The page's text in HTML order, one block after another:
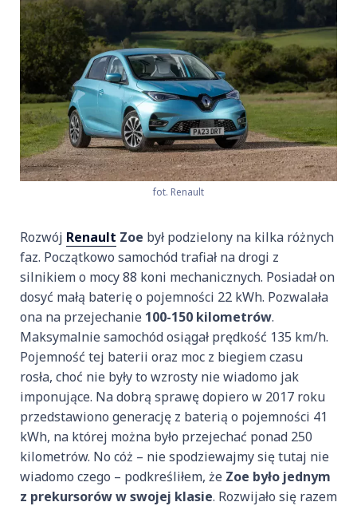
fot. Renault
Rozwój Renault Zoe był podzielony na kilka różnych
faz. Początkowo samochód trafiał na drogi z
silnikiem o mocy 88 koni mechanicznych. Posiadał on
dosyć małą baterię o pojemności 22 kWh. Pozwalała
ona na przejechanie 100-150 kilometrów.
Maksymalnie samochód osiągał prędkość 135 km/h.
Pojemność tej baterii oraz moc z biegiem czasu
rosła, choć nie były to wzrosty nie wiadomo jak
imponujące. Na dobrą sprawę dopiero w 2017 roku
przedstawiono generację z baterią o pojemności 41
kWh, na której można było przejechać ponad 250
kilometrów. No cóż – nie spodziewajmy się tutaj nie
wiadomo czego – podkreśliłem, że Zoe było jednym
z prekursorów w swojej klasie. Rozwijało się razem